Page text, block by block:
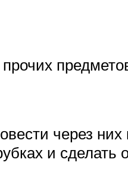
через
и сделать